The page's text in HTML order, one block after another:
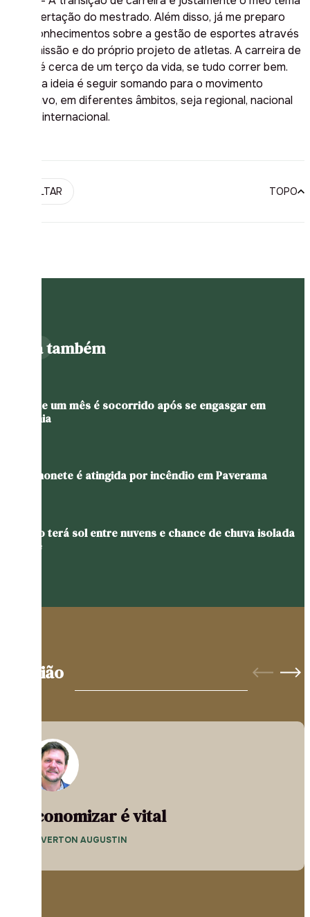
da dissertação do mestrado. Além disso, já me preparo
com conhecimentos sobre a gestão de esportes através
da comissão e do próprio projeto de atletas. A carreira de
atleta é cerca de um terço da vida, se tudo correr bem.
Então, a ideia é seguir somando para o movimento
esportivo, em diferentes âmbitos, seja regional, nacional
ou até internacional.
VOLTAR TOPO
Leia também
Bebê de um mês é socorrido após se engasgar em
Teutônia
Caminhonete é atingida por incêndio em Paverama
Sábado terá sol entre nuvens e chance de chuva isolada
no Vale
Opinião
Economizar é vital
— EVERTON AUGUSTIN